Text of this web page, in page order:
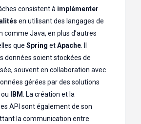
consistent à implémenter
en utilisant des langages de
comme Java, en plus d’autres
que Spring etApache
données soient stockées de
souvent en collaboration avec
gérées par des solutions
IBM
. La création et la
API sont également de son
la communication entre